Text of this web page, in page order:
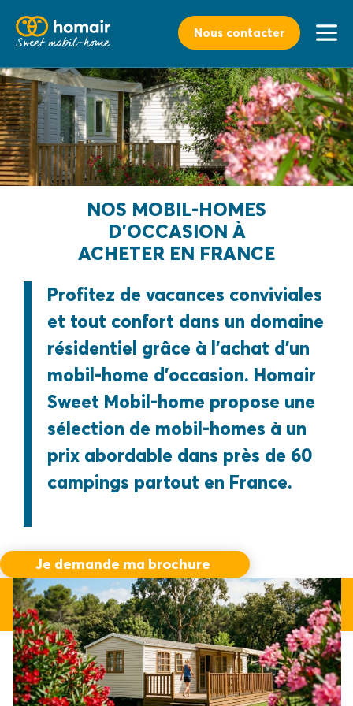
Nous contacter
NOS MOBIL-HOMES
D'OCCASION À
ACHETER EN FRANCE
Profitez de vacances conviviales
et tout confort dans un domaine
résidentiel grâce à l’achat d’un
mobil-home d’occasion. Homair
Sweet Mobil-home propose une
sélection de mobil-homes à un
prix abordable dans près de 60
campings partout en France.
Je demande ma brochure